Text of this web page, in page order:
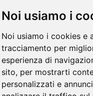
Noi usiamo i
Noi usiamo i cookies e
tracciamento per
esperienza di
sito, per mostrarti
personalizzati e
COOKIES PALINSESTO
RGM HITRADIO
© TRG Media 2005-2026